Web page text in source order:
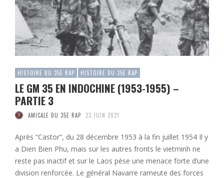
HISTOIRE DU 35E RAP HISTOIRE DU 35E RAP
LE GM 35 EN INDOCHINE (1953-1955) –
PARTIE 3
AMICALE DU 35E RAP 23 JUIN 2021
Après “Castor”, du 28 décembre 1953 à la fin juillet 1954 Il y
a Dien Bien Phu, mais sur les autres fronts le vietminh ne
reste pas inactif et sur le Laos pèse une menace forte d’une
division renforcée. Le général Navarre rameute des forces